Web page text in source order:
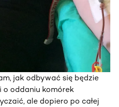
jak odbywać się będzie
o oddaniu komórek
ale dopiero po całej